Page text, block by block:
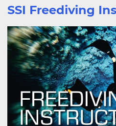
SSI Freediving